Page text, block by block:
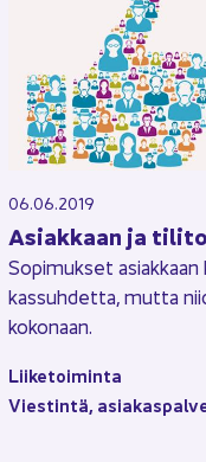
06.06.2019
Asiak­kaan ja
So­pi­muk­set
kas­suh­det­ta, mutta
ko­ko­naan.
Lii­ke­toi­min­ta
Vies­tin­tä,